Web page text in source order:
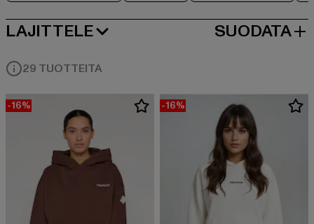
LAJITTELE
SUOSITUIMMAT SUODATA
29 TUOTTEITA
-16% -16%